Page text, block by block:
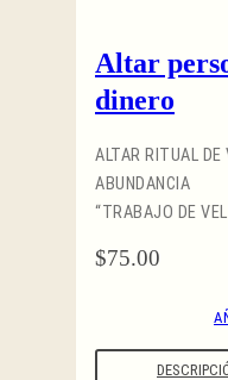
Altar
dinero
ALTAR RITUAL DE
ABUNDANCIA
“TRABAJO DE
$75.00